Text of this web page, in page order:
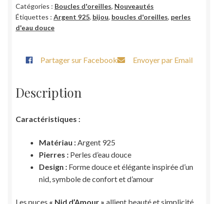
d'Amour
Catégories : Boucles d'oreilles, Nouveautés
Étiquettes : Argent 925, bijou, boucles d'oreilles, perles
d'eau douce
Partager sur Facebook Envoyer par Email
Description
Caractéristiques :
Matériau : Argent 925
Pierres : Perles d’eau douce
Design : Forme douce et élégante inspirée d’un
nid, symbole de confort et d’amour
Les puces « Nid d’Amour » allient beauté et simplicité.